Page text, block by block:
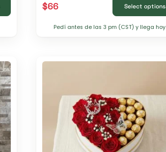
$66 Select options
Pedí antes de las 3 pm (CST) y llega hoy